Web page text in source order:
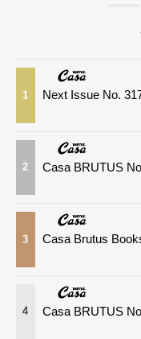
1 Next Issue No.
2 Casa BRUTUS
3 Casa Brutus
4 Casa BRUTUS